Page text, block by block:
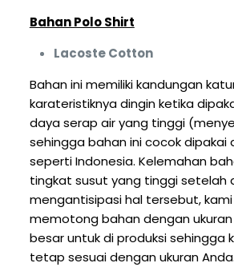
Bahan Polo Shirt
Lacoste Cotton
Bahan ini memiliki kandungan
karateristiknya dingin ketika
daya serap air yang tinggi
sehingga bahan ini cocok dipakai
seperti Indonesia. Kelemahan
tingkat susut yang tinggi setelah
mengantisipasi hal tersebut,
memotong bahan dengan
besar untuk di produksi sehingga
tetap sesuai dengan ukuran Anda.